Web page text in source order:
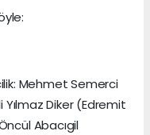
Mehmet Semerci
Diker (Edremit
Abacıgil